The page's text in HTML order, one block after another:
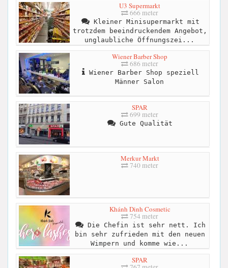
U3 Supermarkt
666 meter
Kleiner Minisupermarkt mit
trotzdem beeindruckendem Angebot,
unglaubliche Öffnungszei...
Wiener Barber Shop
686 meter
Wiener Barber Shop speziell
Männer Salon
SPAR
699 meter
Gute Qualität
Merkur Markt
740 meter
Khánh Dinh Cosmetic
754 meter
Die Chefin ist sehr nett. Ich
bin sehr zufrieden mit den neuen
Wimpern und komme wie...
SPAR